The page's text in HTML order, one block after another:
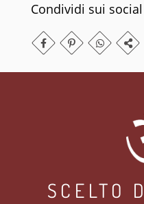
Condividi sui social
SCELTO